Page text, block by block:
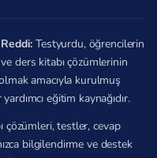
Testyurdu, öğrencilerin
ve ders kitabı çözümlerinin
olmak amacıyla kurulmuş
eğitim kaynağıdır.
çözümleri, testler, cevap
bilgilendirme ve destek